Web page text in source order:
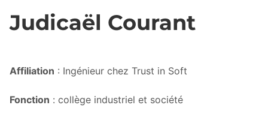
Judicaël Courant
Affiliation : Ingénieur chez Trust in Soft
Fonction : collège industriel et société